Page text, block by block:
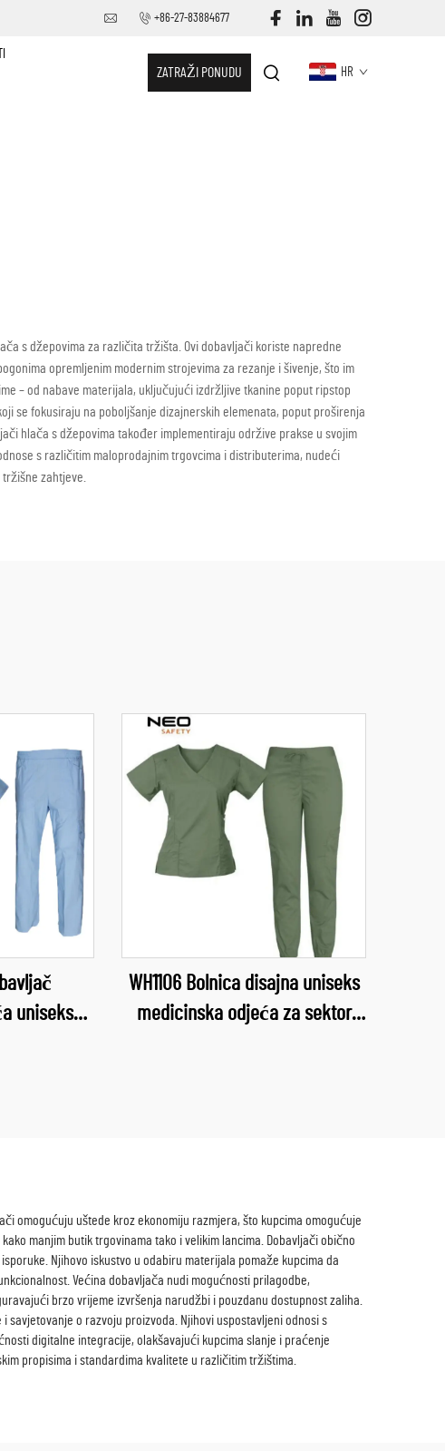
+86-27-83884677
ZATRAŽI PONUDU HR
s džepovima za različita tržišta. Ovi dobavljači koriste napredne
opremljenim modernim strojevima za rezanje i šivenje, što im
– od nabave materijala, uključujući izdržljive tkanine poput ripstop
se fokusiraju na poboljšanje dizajnerskih elemenata, poput proširenja
hlača s džepovima također implementiraju održive prakse u svojim
s različitim maloprodajnim trgovcima i distributerima, nudeći
zahtjeve.
uniseks
WH1106 Bolnica disajna uniseks
medicinska odjeća za sektor
omogućuju uštede kroz ekonomiju razmjera, što kupcima omogućuje
manjim butik trgovinama tako i velikim lancima. Dobavljači obično
Njihovo iskustvo u odabiru materijala pomaže kupcima da
Većina dobavljača nudi mogućnosti prilagodbe,
brzo vrijeme izvršenja narudžbi i pouzdanu dostupnost zaliha.
o razvoju proizvoda. Njihovi uspostavljeni odnosi s
digitalne integracije, olakšavajući kupcima slanje i praćenje
propisima i standardima kvalitete u različitim tržištima.